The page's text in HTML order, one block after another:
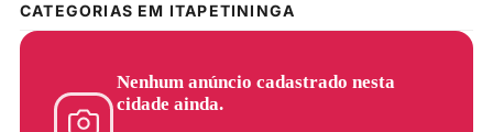
CATEGORIAS EM ITAPETININGA
Nenhum anúncio cadastrado nesta
cidade ainda.